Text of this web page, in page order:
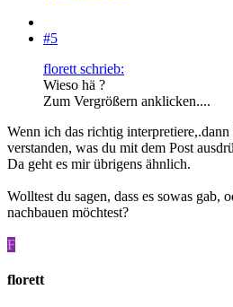
#5
florett schrieb:
Wieso hä ?
Zum Vergrößern anklicken....
Wenn ich das richtig
verstanden, was du mit dem Post
Da geht es mir übrigens ähnlich.
Wolltest du sagen, dass es sowas gab,
nachbauen möchtest?
F
florett